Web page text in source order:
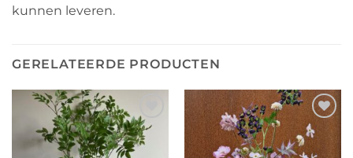
kunnen leveren.
GERELATEERDE PRODUCTEN
Toevoegen
aan
verlanglijst
Toevoegen
aan
verlanglijst